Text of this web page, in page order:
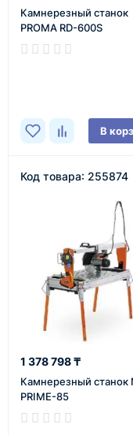
Камнерезный станок
PROMA RD-600S
В
Код товара: 255874
1 378 798 ₸
Камнерезный станок
PRIME-85